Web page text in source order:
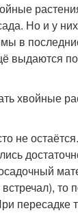
Но и у
в
выдаются
хвойные
не
то
пересадке